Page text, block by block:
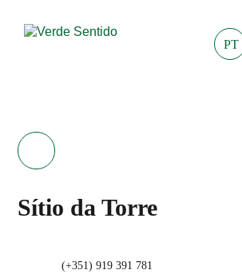
PT
Sítio da Torre
(+351) 919 391 781